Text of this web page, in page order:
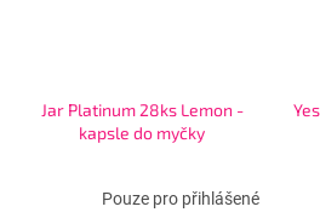
Jar Platinum 28ks Lemon -
kapsle do myčky
Pouze pro přihlášené